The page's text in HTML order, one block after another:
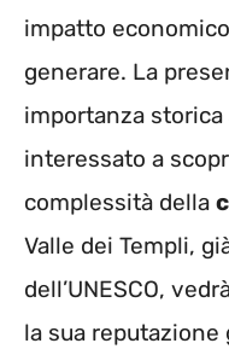
impatto
generare. La
importanza
interessato a
complessità della
Valle dei Templi,
dell’UNESCO,
la sua reputazione